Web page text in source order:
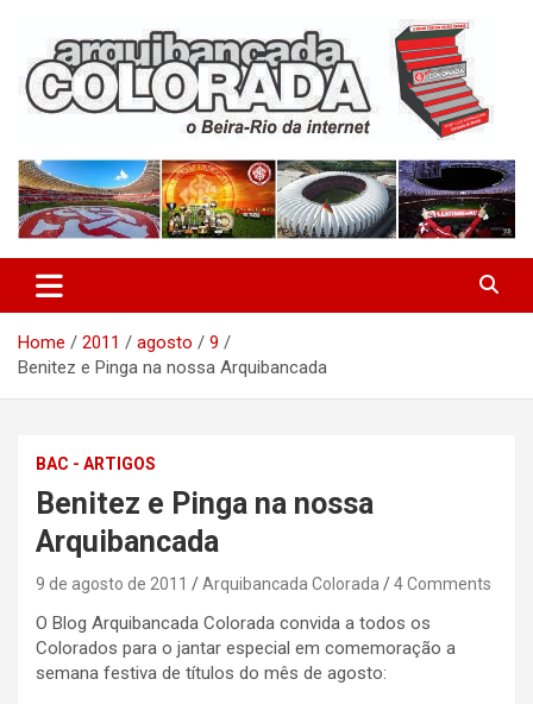
content
Arquibancada Colorada
Home 2011 agosto
9
Benitez e Pinga na nossa Arquibancada
BAC - ARTIGOS
Benitez e Pinga na nossa
Arquibancada
9 de agosto de 2011 Arquibancada Colorada 4 Comments
O Blog Arquibancada Colorada convida a todos os
Colorados para o jantar especial em comemoração a
semana festiva de títulos do mês de agosto: